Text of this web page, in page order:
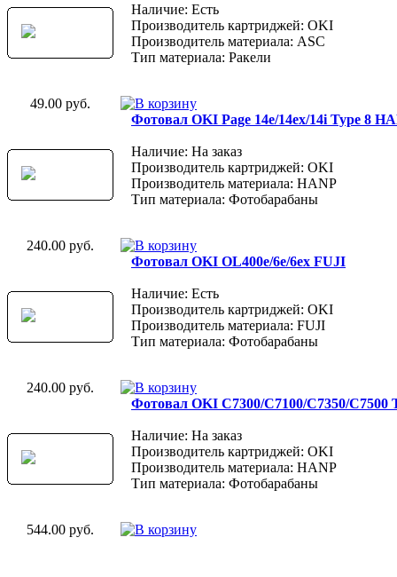
Наличие: Есть
Производитель картриджей: OKI
Производитель материала: ASC
Тип материала: Ракели
49.00 руб.
Фотовал OKI Page 14e/14ex/14i Type 8
Наличие: На заказ
Производитель картриджей: OKI
Производитель материала: HANP
Тип материала: Фотобарабаны
240.00 руб.
Фотовал OKI OL400e/6e/6ex FUJI
Наличие: Есть
Производитель картриджей: OKI
Производитель материала: FUJI
Тип материала: Фотобарабаны
240.00 руб.
Фотовал OKI C7300/C7100/C7350/C7500
Наличие: На заказ
Производитель картриджей: OKI
Производитель материала: HANP
Тип материала: Фотобарабаны
544.00 руб.